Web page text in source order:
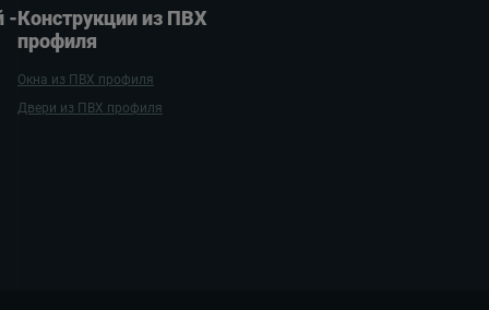
Конструкции из ПВХ
профиля
Окна из ПВХ профиля
Двери из ПВХ профиля